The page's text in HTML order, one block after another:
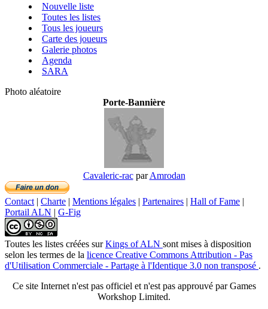
Nouvelle liste
Toutes les listes
Tous les joueurs
Carte des joueurs
Galerie photos
Agenda
SARA
Photo aléatoire
Porte-Bannière
Cavaleric-racparAmrodan
Contact | Charte | Mentions légales | Partenaires | Hall of Fame |
Portail ALN | G-Fig
Toutes les listes créées surKings of ALN sont mises à disposition
selon les termes de la licence Creative Commons Attribution - Pas
d'Utilisation Commerciale - Partage à l'Identique 3.0 non transposé .
Ce site Internet n'est pas officiel et n'est pas approuvé par Games
Workshop Limited.